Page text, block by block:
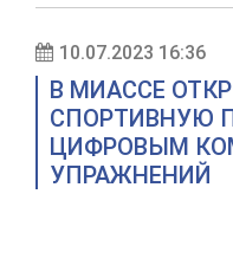
10.07.2023 16:36
В МИАССЕ
СПОРТИВНУЮ
ЦИФРОВЫМ
УПРАЖНЕНИЙ